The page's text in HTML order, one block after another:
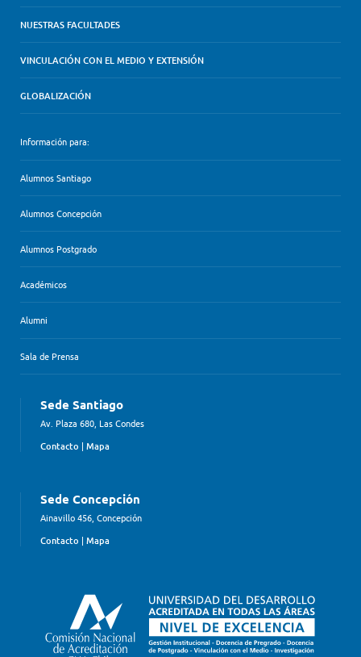
NUESTRAS FACULTADES
VINCULACIÓN CON EL MEDIO Y EXTENSIÓN
GLOBALIZACIÓN
Información para:
Alumnos Santiago
Alumnos Concepción
Alumnos Postgrado
Académicos
Alumni
Sala de Prensa
Sede Santiago
Av. Plaza 680, Las Condes
Contacto | Mapa
Sede Concepción
Ainavillo 456, Concepción
Contacto | Mapa